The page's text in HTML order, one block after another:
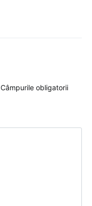
Câmpurile obligatorii